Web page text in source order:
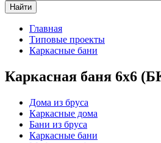
Найти
Главная
Типовые проекты
Каркасные бани
Каркасная баня 6x6
Дома из бруса
Каркасные дома
Бани из бруса
Каркасные бани